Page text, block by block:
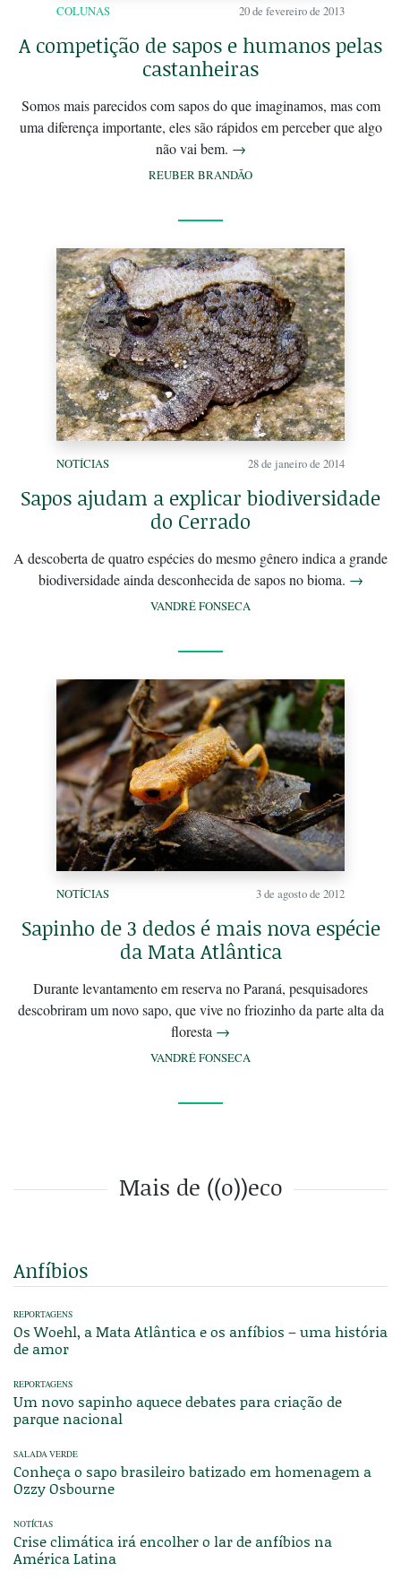
COLUNAS 20 de fevereiro de 2013
A competição de sapos e humanos pelas
castanheiras
Somos mais parecidos com sapos do que imaginamos, mas com
uma diferença importante, eles são rápidos em perceber que algo
não vai bem. →
REUBER BRANDÃO
NOTÍCIAS 28 de janeiro de 2014
Sapos ajudam a explicar biodiversidade
do Cerrado
A descoberta de quatro espécies do mesmo gênero indica a grande
biodiversidade ainda desconhecida de sapos no bioma. →
VANDRÉ FONSECA
NOTÍCIAS 3 de agosto de 2012
Sapinho de 3 dedos é mais nova espécie
da Mata Atlântica
Durante levantamento em reserva no Paraná, pesquisadores
descobriram um novo sapo, que vive no friozinho da parte alta da
floresta →
VANDRÉ FONSECA
Mais de ((o))eco
Anfíbios
REPORTAGENS
Os Woehl, a Mata Atlântica e os anfíbios – uma história
de amor
REPORTAGENS
Um novo sapinho aquece debates para criação de
parque nacional
SALADA VERDE
Conheça o sapo brasileiro batizado em homenagem a
Ozzy Osbourne
NOTÍCIAS
Crise climática irá encolher o lar de anfíbios na
América Latina